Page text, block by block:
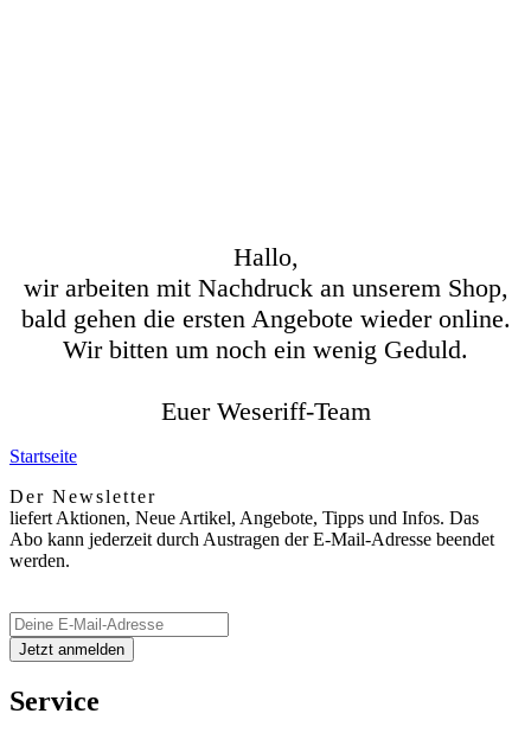
Hallo,
wir arbeiten mit Nachdruck an unserem Shop,
bald gehen die ersten Angebote wieder online.
Wir bitten um noch ein wenig Geduld.
Euer Weseriff-Team
Startseite
Der Newsletter
liefert Aktionen, Neue Artikel, Angebote, Tipps und Infos. Das
Abo kann jederzeit durch Austragen der E-Mail-Adresse beendet
werden.
Service